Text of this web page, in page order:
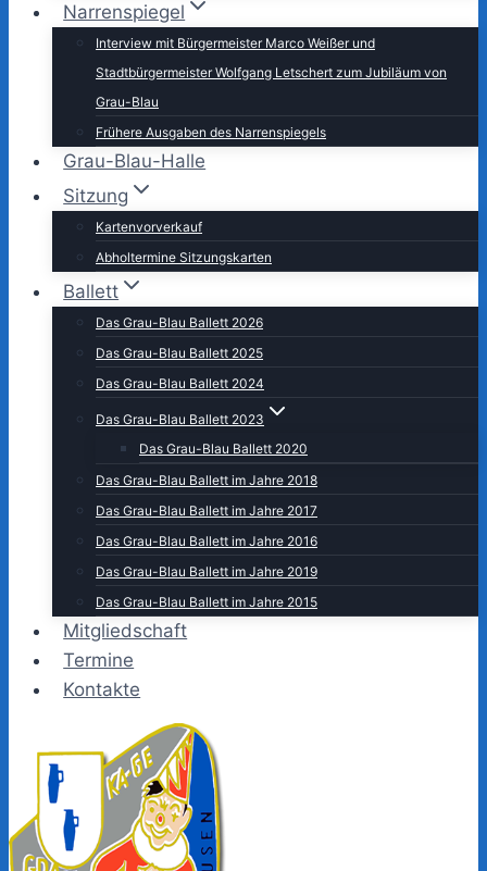
Narrenspiegel
Interview mit Bürgermeister Marco Weißer und
Stadtbürgermeister Wolfgang Letschert zum Jubiläum von
Grau-Blau
Frühere Ausgaben des Narrenspiegels
Grau-Blau-Halle
Sitzung
Kartenvorverkauf
Abholtermine Sitzungskarten
Ballett
Das Grau-Blau Ballett 2026
Das Grau-Blau Ballett 2025
Das Grau-Blau Ballett 2024
Das Grau-Blau Ballett 2023
Das Grau-Blau Ballett 2020
Das Grau-Blau Ballett im Jahre 2018
Das Grau-Blau Ballett im Jahre 2017
Das Grau-Blau Ballett im Jahre 2016
Das Grau-Blau Ballett im Jahre 2019
Das Grau-Blau Ballett im Jahre 2015
Mitgliedschaft
Termine
Kontakte